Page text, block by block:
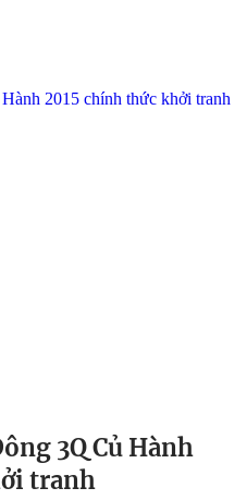
3Q Củ Hành
tranh